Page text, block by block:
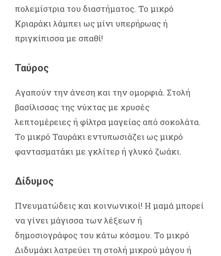
πολεμίστρια του διαστήματος. Το μικρό
Κριαράκι λάμπει ως μίνι υπερήρωας ή
πριγκίπισσα με σπαθί!
Ταύρος
Αγαπούν την άνεση και την ομορφιά. Στολή
βασίλισσας της νύχτας με χρυσές
λεπτομέρειες ή φίλτρα μαγείας από σοκολάτα.
Το μικρό Ταυράκι εντυπωσιάζει ως μικρό
φαντασματάκι με γκλίτερ ή γλυκό ζωάκι.
Δίδυμος
Πνευματώδεις και κοινωνικοί! Η μαμά μπορεί
να γίνει μάγισσα των λέξεων ή
δημοσιογράφος του κάτω κόσμου. Το μικρό
Διδυμάκι λατρεύει τη στολή μικρού μάγου ή